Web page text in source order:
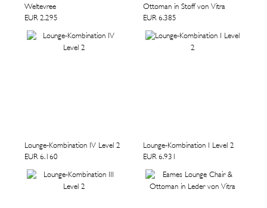
Weltevree
EUR 2.295
Ottoman in Stoff von Vitra
EUR 6.385
Lounge-Kombination IV Level 2
EUR 6.160
Lounge-Kombination I Level 2
EUR 6.931